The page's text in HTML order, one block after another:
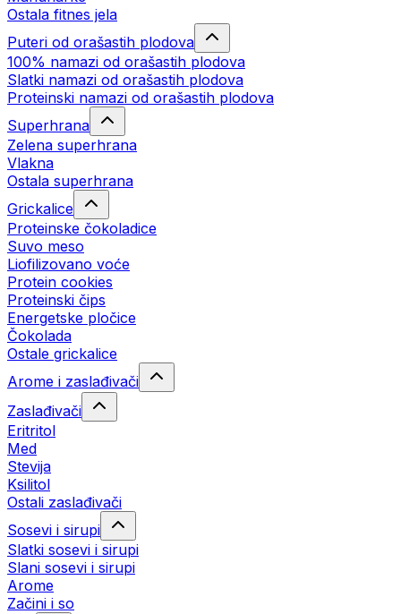
Ostala fitnes jela
Puteri od orašastih plodova
100% namazi od orašastih plodova
Slatki namazi od orašastih plodova
Proteinski namazi od orašastih plodova
Superhrana
Zelena superhrana
Vlakna
Ostala superhrana
Grickalice
Proteinske čokoladice
Suvo meso
Liofilizovano voće
Protein cookies
Proteinski čips
Energetske pločice
Čokolada
Ostale grickalice
Arome i zaslađivači
Zaslađivači
Eritritol
Med
Stevija
Ksilitol
Ostali zaslađivači
Sosevi i sirupi
Slatki sosevi i sirupi
Slani sosevi i sirupi
Arome
Začini i so